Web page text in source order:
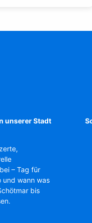
unserer Stadt
– Tag für
und wann was
bis